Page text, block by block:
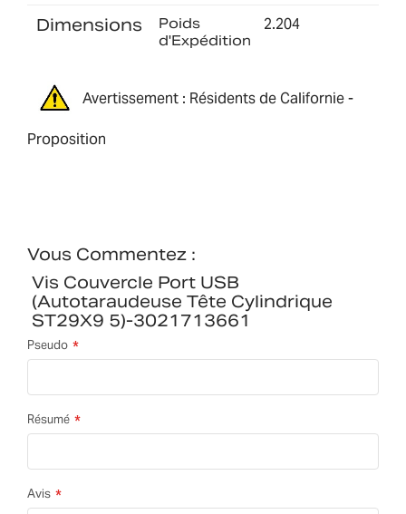
Dimensions
Poids
d'Expédition
2.204
Avertissement : Résidents de Californie -
Proposition
Vous Commentez :
Vis Couvercle Port USB
(autotaraudeuse Tête Cylindrique
ST29X9 5)-3021713661
Pseudo
Résumé
Avis